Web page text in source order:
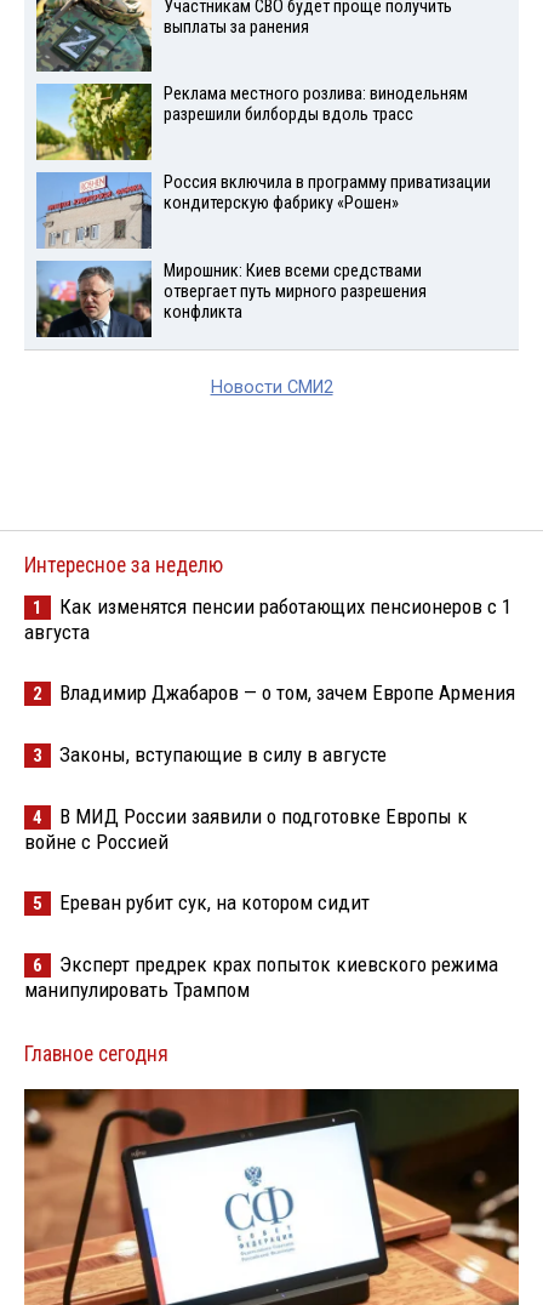
Участникам СВО будет проще получить
выплаты за ранения
Реклама местного розлива: винодельням
разрешили билборды вдоль трасс
Россия включила в программу приватизации
кондитерскую фабрику «Рошен»
Мирошник: Киев всеми средствами
отвергает путь мирного разрешения
конфликта
Новости СМИ2
Интересное за неделю
1
Как изменятся пенсии работающих пенсионеров с 1
августа
2 Владимир Джабаров — о том, зачем Европе Армения
3 Законы, вступающие в силу в августе
4
В МИД России заявили о подготовке Европы к
войне с Россией
5 Ереван рубит сук, на котором сидит
6
Эксперт предрек крах попыток киевского режима
манипулировать Трампом
Главное сегодня